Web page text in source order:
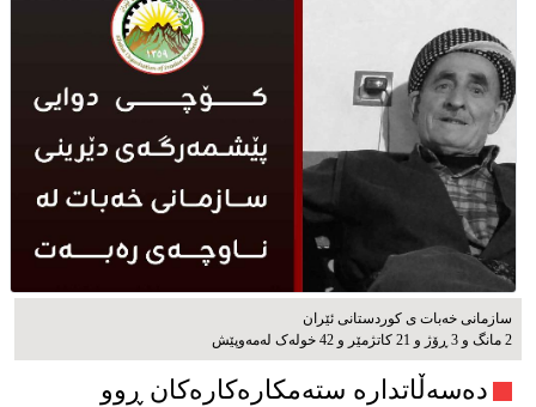
سازمانی خەبات ی كوردستانی ئێران
2 مانگ و 3 ڕۆژ و 21 کاتژمێر و 42 خوله‌ک له‌مه‌وپێش‌
دەسەڵاتدارە ستەمکارەکارەکان ڕوو